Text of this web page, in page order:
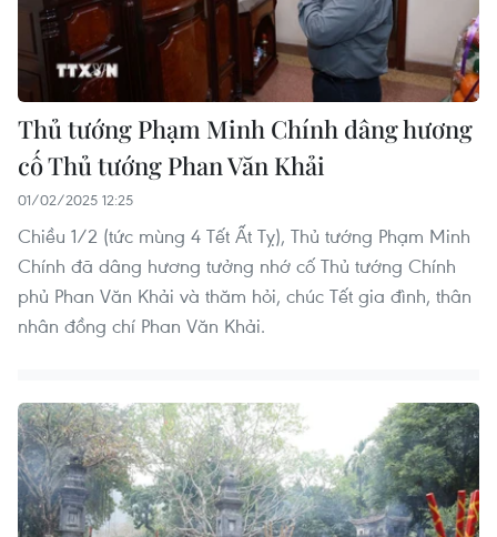
Thủ tướng Phạm Minh Chính dâng hương
cố Thủ tướng Phan Văn Khải
01/02/2025 12:25
Chiều 1/2 (tức mùng 4 Tết Ất Tỵ), Thủ tướng Phạm Minh
Chính đã dâng hương tưởng nhớ cố Thủ tướng Chính
phủ Phan Văn Khải và thăm hỏi, chúc Tết gia đình, thân
nhân đồng chí Phan Văn Khải.